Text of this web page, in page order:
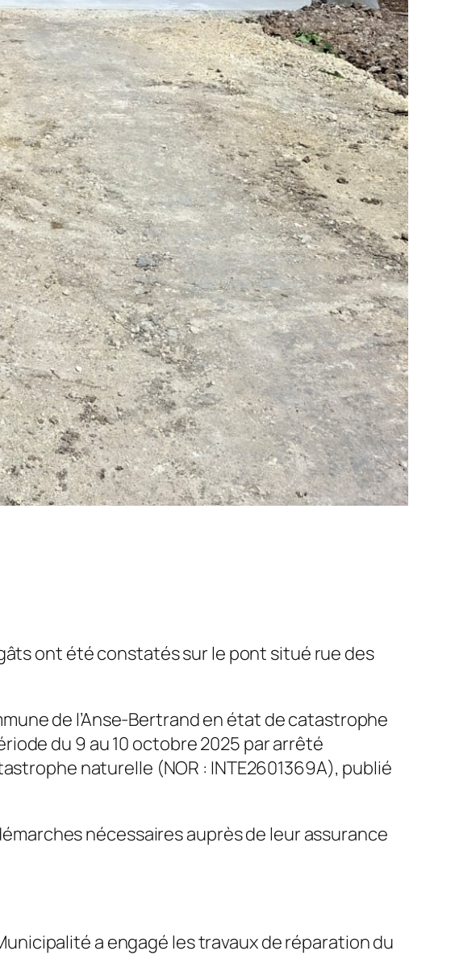
ont été constatés sur le pont situé rue des
de l’Anse-Bertrand en état de catastrophe
du 9 au 10 octobre 2025 par arrêté
naturelle (NOR : INTE2601369A), publié
nécessaires auprès de leur assurance
a engagé les travaux de réparation du